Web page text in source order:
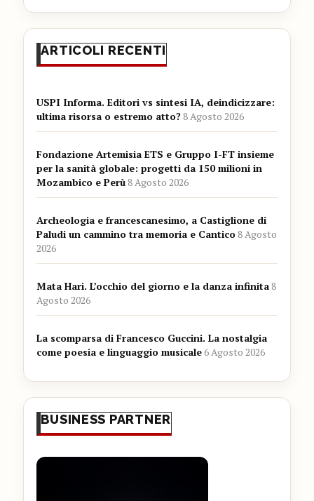
ARTICOLI RECENTI
USPI Informa. Editori vs sintesi IA, deindicizzare:
ultima risorsa o estremo atto?8 Agosto 2026
Fondazione Artemisia ETS e Gruppo I-FT insieme
per la sanità globale: progetti da 150 milioni in
Mozambico e Perù8 Agosto 2026
Archeologia e francescanesimo, a Castiglione di
Paludi un cammino tra memoria e Cantico8 Agosto
2026
Mata Hari. L’occhio del giorno e la danza infinita8
Agosto 2026
La scomparsa di Francesco Guccini. La nostalgia
come poesia e linguaggio musicale6 Agosto 2026
BUSINESS PARTNER